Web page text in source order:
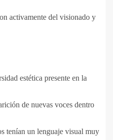
activamente del visionado y
estética presente en la
de nuevas voces dentro
tenían un lenguaje visual muy